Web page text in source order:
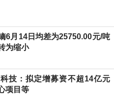
6月14日均差为25750.00元/吨
为缩小
技：拟定增募资不超14亿元
项目等